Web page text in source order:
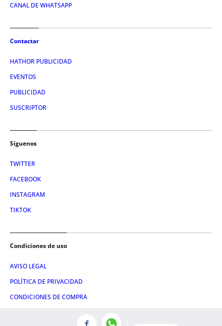
CANAL DE WHATSAPP
Contactar
HATHOR PUBLICIDAD
EVENTOS
PUBLICIDAD
SUSCRIPTOR
Síguenos
TWITTER
FACEBOOK
INSTAGRAM
TIKTOK
Condiciones de uso
AVISO LEGAL
POLÍTICA DE PRIVACIDAD
CONDICIONES DE COMPRA